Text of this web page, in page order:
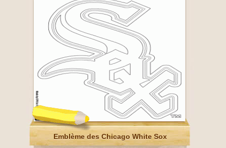
Emblème des Chicago White Sox